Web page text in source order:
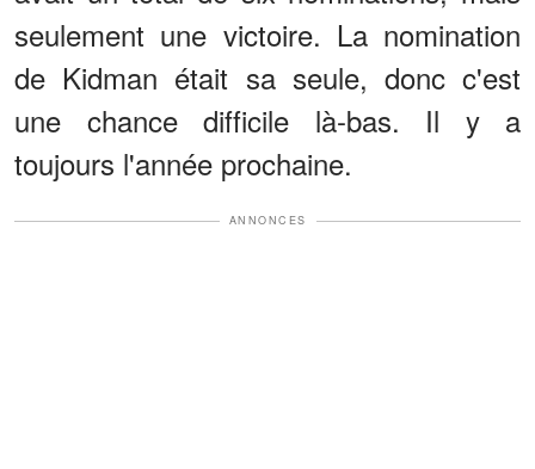
seulement une victoire. La nomination
de Kidman était sa seule, donc c'est
une chance difficile là-bas. Il y a
toujours l'année prochaine.
ANNONCES